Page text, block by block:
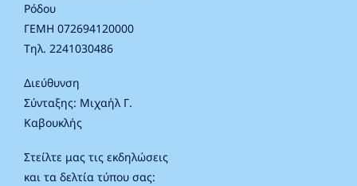
Ρόδου
ΓΕΜΗ 072694120000
Τηλ. 2241030486
Διεύθυνση
Σύνταξης: Μιχαήλ Γ.
Καβουκλής
Στείλτε μας τις εκδηλώσεις
και τα δελτία τύπου σας: